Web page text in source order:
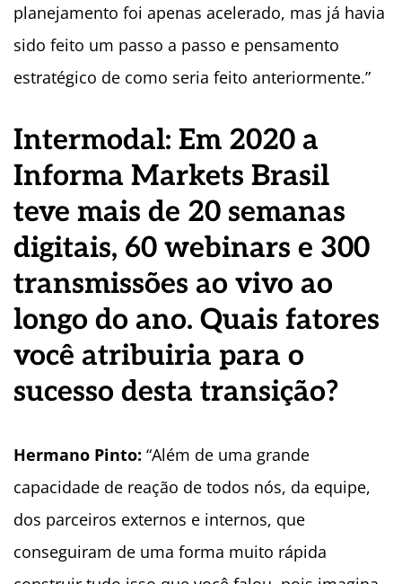
planejamento foi apenas acelerado, mas já havia
sido feito um passo a passo e pensamento
estratégico de como seria feito anteriormente.”
Intermodal: Em 2020 a
Informa Markets Brasil
teve mais de 20 semanas
digitais, 60 webinars e 300
transmissões ao vivo ao
longo do ano. Quais fatores
você atribuiria para o
sucesso desta transição?
Hermano Pinto: “Além de uma grande
capacidade de reação de todos nós, da equipe,
dos parceiros externos e internos, que
conseguiram de uma forma muito rápida